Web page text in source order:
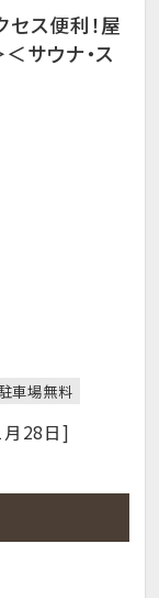
セス便利！屋
サウナ・ス
車場無料
28日]